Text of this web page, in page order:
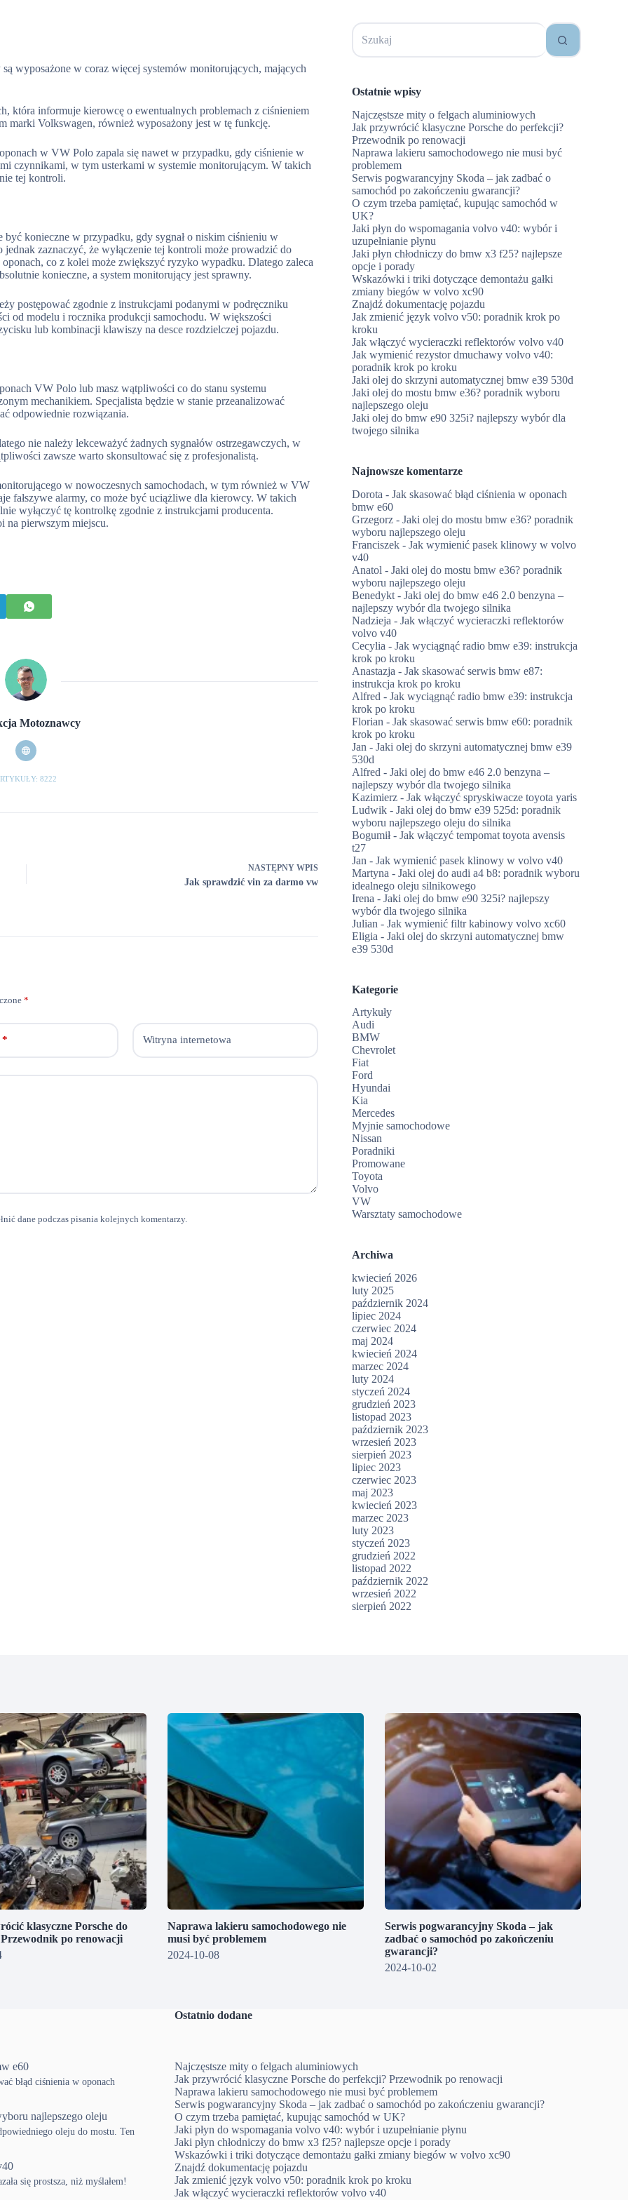
wyposażone w coraz więcej systemów monitorujących, mających
która informuje kierowcę o ewentualnych problemach z ciśnieniem
marki Volkswagen, również wyposażony jest w tę funkcję.
w VW Polo zapala się nawet w przypadku, gdy ciśnienie w
czynnikami, w tym usterkami w systemie monitorującym. W takich
tej kontroli.
konieczne w przypadku, gdy sygnał o niskim ciśnieniu w
zaznaczyć, że wyłączenie tej kontroli może prowadzić do
co z kolei może zwiększyć ryzyko wypadku. Dlatego zaleca
konieczne, a system monitorujący jest sprawny.
postępować zgodnie z instrukcjami podanymi w podręczniku
od modelu i rocznika produkcji samochodu. W większości
lub kombinacji klawiszy na desce rozdzielczej pojazdu.
VW Polo lub masz wątpliwości co do stanu systemu
mechanikiem. Specjalista będzie w stanie przeanalizować
odpowiednie rozwiązania.
nie należy lekceważyć żadnych sygnałów ostrzegawczych, w
zawsze warto skonsultować się z profesjonalistą.
w nowoczesnych samochodach, w tym również w VW
fałszywe alarmy, co może być uciążliwe dla kierowcy. W takich
wyłączyć tę kontrolkę zgodnie z instrukcjami producenta.
na pierwszym miejscu.
Motoznawcy
8222
NASTĘPNY WPIS
Jak sprawdzić vin za darmo vw
*
* Witryna internetowa
dane podczas pisania kolejnych komentarzy.
Brak
wyników
Ostatnie wpisy
Najczęstsze mity o felgach aluminiowych
Jak przywrócić klasyczne Porsche do perfekcji?
Przewodnik po renowacji
Naprawa lakieru samochodowego nie musi być
problemem
Serwis pogwarancyjny Skoda – jak zadbać o
samochód po zakończeniu gwarancji?
O czym trzeba pamiętać, kupując samochód w
UK?
Jaki płyn do wspomagania volvo v40: wybór i
uzupełnianie płynu
Jaki płyn chłodniczy do bmw x3 f25? najlepsze
opcje i porady
Wskazówki i triki dotyczące demontażu gałki
zmiany biegów w volvo xc90
Znajdź dokumentację pojazdu
Jak zmienić język volvo v50: poradnik krok po
kroku
Jak włączyć wycieraczki reflektorów volvo v40
Jak wymienić rezystor dmuchawy volvo v40:
poradnik krok po kroku
Jaki olej do skrzyni automatycznej bmw e39 530d
Jaki olej do mostu bmw e36? poradnik wyboru
najlepszego oleju
Jaki olej do bmw e90 325i? najlepszy wybór dla
twojego silnika
Najnowsze komentarze
Dorota -Jak skasować błąd ciśnienia w oponach
bmw e60
Grzegorz -Jaki olej do mostu bmw e36? poradnik
wyboru najlepszego oleju
Franciszek -Jak wymienić pasek klinowy w volvo
v40
Anatol -Jaki olej do mostu bmw e36? poradnik
wyboru najlepszego oleju
Benedykt -Jaki olej do bmw e46 2.0 benzyna –
najlepszy wybór dla twojego silnika
Nadzieja -Jak włączyć wycieraczki reflektorów
volvo v40
Cecylia -Jak wyciągnąć radio bmw e39: instrukcja
krok po kroku
Anastazja -Jak skasować serwis bmw e87:
instrukcja krok po kroku
Alfred -Jak wyciągnąć radio bmw e39: instrukcja
krok po kroku
Florian -Jak skasować serwis bmw e60: poradnik
krok po kroku
Jan -Jaki olej do skrzyni automatycznej bmw e39
530d
Alfred -Jaki olej do bmw e46 2.0 benzyna –
najlepszy wybór dla twojego silnika
Kazimierz -Jak włączyć spryskiwacze toyota yaris
Ludwik -Jaki olej do bmw e39 525d: poradnik
wyboru najlepszego oleju do silnika
Bogumił-Jak włączyć tempomat toyota avensis
t27
Jan -Jak wymienić pasek klinowy w volvo v40
Martyna -Jaki olej do audi a4 b8: poradnik wyboru
idealnego oleju silnikowego
Irena -Jaki olej do bmw e90 325i? najlepszy
wybór dla twojego silnika
Julian -Jak wymienić filtr kabinowy volvo xc60
Eligia -Jaki olej do skrzyni automatycznej bmw
e39 530d
Kategorie
Artykuły
Audi
BMW
Chevrolet
Fiat
Ford
Hyundai
Kia
Mercedes
Myjnie samochodowe
Nissan
Poradniki
Promowane
Toyota
Volvo
VW
Warsztaty samochodowe
Archiwa
kwiecień 2026
luty 2025
październik 2024
lipiec 2024
czerwiec 2024
maj 2024
kwiecień 2024
marzec 2024
luty 2024
styczeń 2024
grudzień 2023
listopad 2023
październik 2023
wrzesień 2023
sierpień 2023
lipiec 2023
czerwiec 2023
maj 2023
kwiecień 2023
marzec 2023
luty 2023
styczeń 2023
grudzień 2022
listopad 2022
październik 2022
wrzesień 2022
sierpień 2022
klasyczne Porsche do
po renowacji
Naprawa lakieru samochodowego nie
musi być problemem
2024-10-08
Serwis pogwarancyjny Skoda – jak
zadbać o samochód po zakończeniu
gwarancji?
2024-10-02
e60
błąd ciśnienia w oponach
najlepszego oleju
oleju do mostu. Ten
się prostsza, niż myślałem!
Ostatnio dodane
Najczęstsze mity o felgach aluminiowych
Jak przywrócić klasyczne Porsche do perfekcji? Przewodnik po renowacji
Naprawa lakieru samochodowego nie musi być problemem
Serwis pogwarancyjny Skoda – jak zadbać o samochód po zakończeniu gwarancji?
O czym trzeba pamiętać, kupując samochód w UK?
Jaki płyn do wspomagania volvo v40: wybór i uzupełnianie płynu
Jaki płyn chłodniczy do bmw x3 f25? najlepsze opcje i porady
Wskazówki i triki dotyczące demontażu gałki zmiany biegów w volvo xc90
Znajdź dokumentację pojazdu
Jak zmienić język volvo v50: poradnik krok po kroku
Jak włączyć wycieraczki reflektorów volvo v40